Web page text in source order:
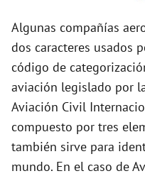
Algunas compañías
dos caracteres usados
código de
aviación legislado por
Aviación Civil
compuesto por tres
también sirve para
mundo. En el caso de